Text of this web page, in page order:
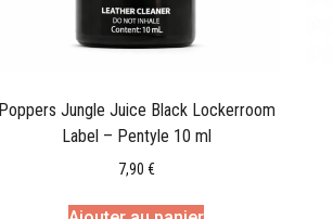
Poppers Jungle Juice Black Lockerroom
Label – Pentyle 10 ml
7,90 €